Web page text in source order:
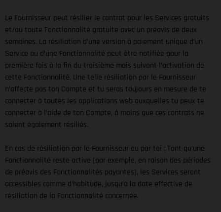
Le Fournisseur peut résilier le contrat pour les Services gratuits
et/ou toute Fonctionnalité gratuite avec un préavis de deux
semaines. La résiliation d’une version à paiement unique d’un
Service ou d’une Fonctionnalité peut être notifiée pour la
première fois à la fin du troisième mois suivant l’activation de
cette Fonctionnalité. Une telle résiliation par le Fournisseur
n’affecte pas ton Compte et tu seras toujours en mesure de te
connecter à toutes les applications web auxquelles tu peux te
connecter à l’aide de ton Compte, à moins que ces contrats ne
soient également résiliés.
En cas de résiliation par le Fournisseur ou par toi : Tant qu’une
Fonctionnalité reste active (par exemple, en raison des périodes
de préavis des Fonctionnalités payantes), les Services seront
accessibles comme d’habitude, jusqu’à la date effective de
résiliation de la Fonctionnalité concernée.